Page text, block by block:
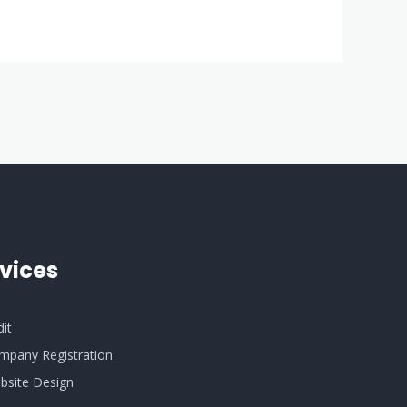
Registration
Design